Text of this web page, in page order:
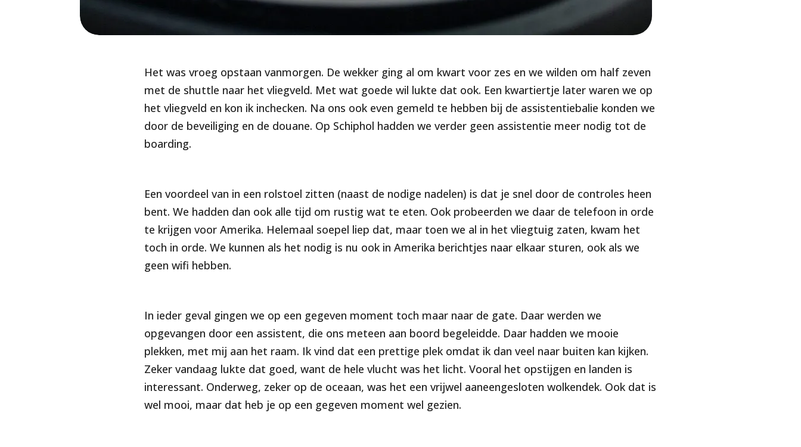
Het was vroeg opstaan vanmorgen. De wekker ging al om kwart voor zes en we wilden om half zeven
met de shuttle naar het vliegveld. Met wat goede wil lukte dat ook. Een kwartiertje later waren we op
het vliegveld en kon ik inchecken. Na ons ook even gemeld te hebben bij de assistentiebalie konden we
door de beveiliging en de douane. Op Schiphol hadden we verder geen assistentie meer nodig tot de
boarding.
Een voordeel van in een rolstoel zitten (naast de nodige nadelen) is dat je snel door de controles heen
bent. We hadden dan ook alle tijd om rustig wat te eten. Ook probeerden we daar de telefoon in orde
te krijgen voor Amerika. Helemaal soepel liep dat, maar toen we al in het vliegtuig zaten, kwam het
toch in orde. We kunnen als het nodig is nu ook in Amerika berichtjes naar elkaar sturen, ook als we
geen wifi hebben.
In ieder geval gingen we op een gegeven moment toch maar naar de gate. Daar werden we
opgevangen door een assistent, die ons meteen aan boord begeleidde. Daar hadden we mooie
plekken, met mij aan het raam. Ik vind dat een prettige plek omdat ik dan veel naar buiten kan kijken.
Zeker vandaag lukte dat goed, want de hele vlucht was het licht. Vooral het opstijgen en landen is
interessant. Onderweg, zeker op de oceaan, was het een vrijwel aaneengesloten wolkendek. Ook dat is
wel mooi, maar dat heb je op een gegeven moment wel gezien.